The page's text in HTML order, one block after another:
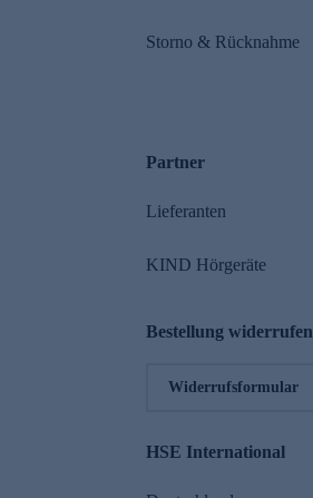
Storno & Rücknahme
Partner
Lieferanten
KIND Hörgeräte
Bestellung widerrufen
Widerrufsformular
HSE International